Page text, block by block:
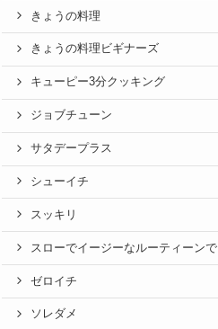
きょうの料理
きょうの料理ビギナーズ
キューピー3分クッキング
ジョブチューン
サタデープラス
シューイチ
スッキリ
スローでイージーなルーティーンで
ゼロイチ
ソレダメ